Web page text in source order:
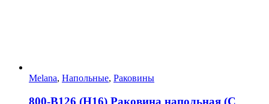
Melana, Напольные, Раковины
800-В126 (Н16) Раковина напольная (С